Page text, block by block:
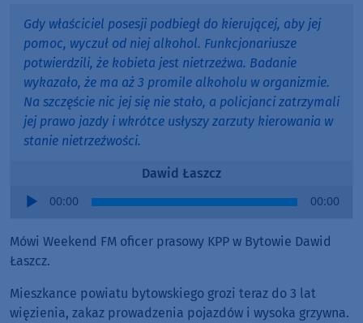
Gdy właściciel posesji podbiegł do kierującej, aby jej
pomoc, wyczuł od niej alkohol. Funkcjonariusze
potwierdzili, że kobieta jest nietrzeźwa. Badanie
wykazało, że ma aż 3 promile alkoholu w organizmie.
Na szczęście nic jej się nie stało, a policjanci zatrzymali
jej prawo jazdy i wkrótce usłyszy zarzuty kierowania w
stanie nietrzeźwości.
Dawid Łaszcz
Audio
00:00 00:00
Mówi Weekend FM oficer prasowy KPP w Bytowie Dawid
Łaszcz.
Mieszkance powiatu bytowskiego grozi teraz do 3 lat
więzienia, zakaz prowadzenia pojazdów i wysoka grzywna.